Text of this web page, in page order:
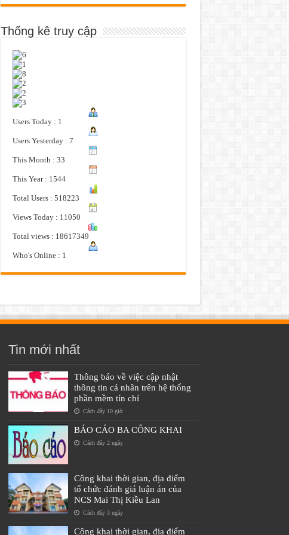
Thống kê truy cập
Users Today : 1
Users Yesterday : 7
This Month : 33
This Year : 1544
Total Users : 518223
Views Today : 11050
Total views : 18617349
Who's Online : 1
Tin mới nhất
Thông báo về việc cập nhật
thông tin cá nhân trên hệ thống
phần mềm tín chỉ
Cách đây 10 giờ
BÁO CÁO BA CÔNG KHAI
Cách đây 2 ngày
Công khai thời gian, địa điểm
tổ chức đánh giá luận án của
NCS Mai Thị Kiều Lan
Cách đây 3 ngày
Công khai thời gian, địa điểm